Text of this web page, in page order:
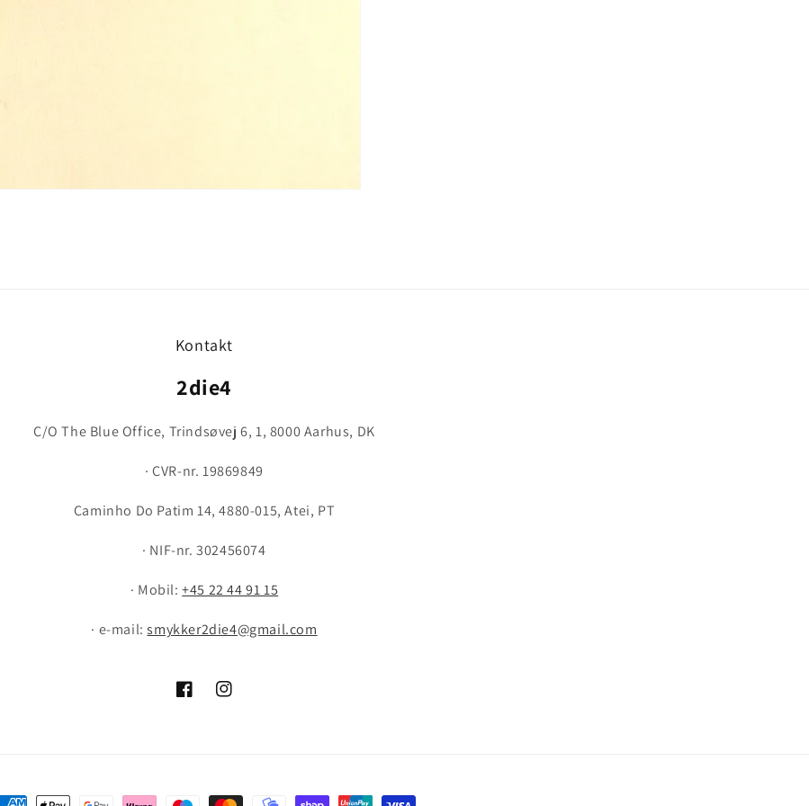
Kontakt
2die4
C/O The Blue Office, Trindsøvej 6, 1, 8000 Aarhus, DK
· CVR-nr. 19869849
Caminho Do Patim 14, 4880-015, Atei, PT
· NIF-nr. 302456074
· Mobil:+45 22 44 91 15
· e-mail:smykker2die4@gmail.com
FacebookInstagram